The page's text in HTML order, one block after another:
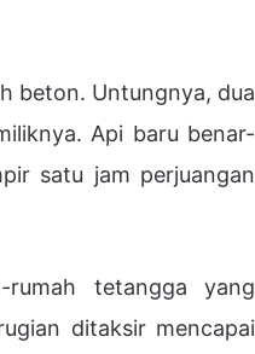
beton. Untungnya, dua
Api baru benar-
satu jam perjuangan
rumah tetangga yang
ditaksir mencapai